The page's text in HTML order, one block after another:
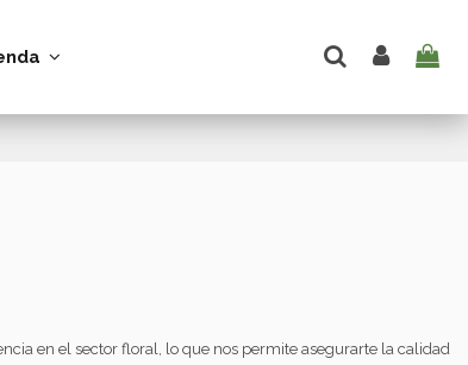
en el sector floral, lo que nos permite asegurarte la calidad